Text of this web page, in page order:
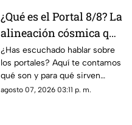
¿Qué es el Portal 8/8? La
alineación cósmica que
abre la puerta a la
abundancia
¿Has escuchado hablar sobre
los portales? Aquí te contamos
qué son y para qué sirven
según la astrología
agosto 07, 2026 03:11 p. m.